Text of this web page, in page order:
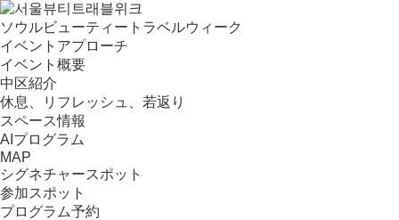
ソウルビューティートラベルウィーク
イベントアプローチ
イベント概要
中区紹介
休息、リフレッシュ、若返り
スペース情報
AIプログラム
MAP
シグネチャースポット
参加スポット
プログラム予約